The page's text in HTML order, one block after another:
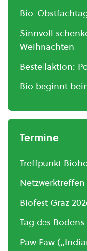
Bio-
Sinnvoll
Weihnachten
Bestellaktion:
Bio beginnt
Termine
Treffpunkt
Biofest Graz
Tag des Bodens
Paw Paw